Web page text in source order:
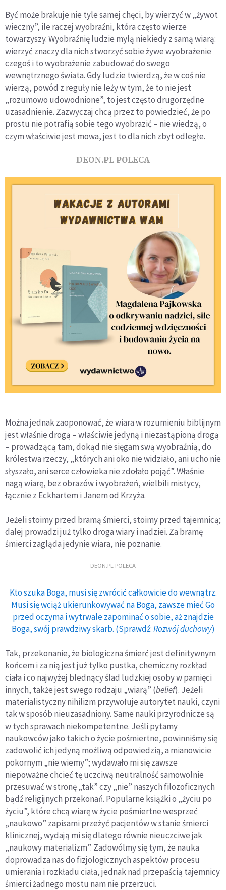
Być może brakuje nie tyle samej chęci, by wierzyć w „żywot
wieczny”, ile raczej wyobraźni, która często wierze
towarzyszy. Wyobraźnię ludzie mylą niekiedy z samą wiarą:
wierzyć znaczy dla nich stworzyć sobie żywe wyobrażenie
czegoś i to wyobrażenie zabudować do swego
wewnętrznego świata. Gdy ludzie twierdzą, że w coś nie
wierzą, powód z reguły nie leży w tym, że to nie jest
„rozumowo udowodnione”, to jest często drugorzędne
uzasadnienie. Zazwyczaj chcą przez to powiedzieć, że po
prostu nie potrafią sobie tego wyobrazić – nie wiedzą, o
czym właściwie jest mowa, jest to dla nich zbyt odległe.
DEON.PL POLECA
Można jednak zaoponować, że wiara w rozumieniu biblijnym
jest właśnie drogą – właściwie jedyną i niezastąpioną drogą
– prowadzącą tam, dokąd nie sięgam swą wyobraźnią, do
królestwa rzeczy, „których ani oko nie widziało, ani ucho nie
słyszało, ani serce człowieka nie zdołało pojąć”. Właśnie
nagą wiarę, bez obrazów i wyobrażeń, wielbili mistycy,
łącznie z Eckhartem i Janem od Krzyża.
Jeżeli stoimy przed bramą śmierci, stoimy przed tajemnicą;
dalej prowadzi już tylko droga wiary i nadziei. Za bramę
śmierci zagląda jedynie wiara, nie poznanie.
DEON.PL POLECA
Kto szuka Boga, musi się zwrócić całkowicie do wewnątrz.
Musi się wciąż ukierunkowywać na Boga, zawsze mieć Go
przed oczyma i wytrwale zapominać o sobie, aż znajdzie
Boga, swój prawdziwy skarb. (Sprawdź:Rozwój duchowy)
Tak, przekonanie, że biologiczna śmierć jest definitywnym
końcem i za nią jest już tylko pustka, chemiczny rozkład
ciała i co najwyżej blednący ślad ludzkiej osoby w pamięci
innych, także jest swego rodzaju „wiarą” (belief). Jeżeli
materialistyczny nihilizm przywołuje autorytet nauki, czyni
tak w sposób nieuzasadniony. Same nauki przyrodnicze są
w tych sprawach niekompetentne. Jeśli pytamy
naukowców jako takich o życie pośmiertne, powinniśmy się
zadowolić ich jedyną możliwą odpowiedzią, a mianowicie
pokornym „nie wiemy”; wydawało mi się zawsze
niepoważne chcieć tę uczciwą neutralność samowolnie
przesuwać w stronę „tak” czy „nie” naszych filozoficznych
bądź religijnych przekonań. Popularne książki o „życiu po
życiu”, które chcą wiarę w życie pośmiertne wesprzeć
„naukowo” zapisami przeżyć pacjentów w stanie śmierci
klinicznej, wydają mi się dlatego równie nieuczciwe jak
„naukowy materializm”. Zadowólmy się tym, że nauka
doprowadza nas do fizjologicznych aspektów procesu
umierania i rozkładu ciała, jednak nad przepaścią tajemnicy
śmierci żadnego mostu nam nie przerzuci.